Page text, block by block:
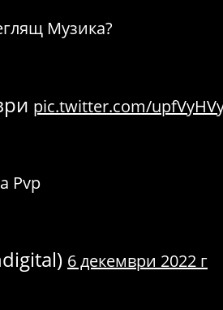
Музика?
pic.twitter.com/
Pvp
6 декември 2022 г